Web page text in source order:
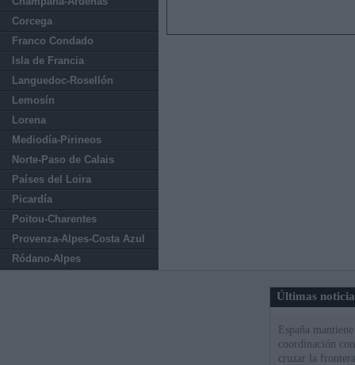
Corcega
Franco Condado
Isla de Francia
Languedoc-Rosellón
Lemosín
Lorena
Mediodía-Pirineos
Norte-Paso de Calais
Países del Loira
Picardía
Poitou-Charentes
Provenza-Alpes-Costa Azul
Ródano-Alpes
Últimas
España
coordinación
cruzar la